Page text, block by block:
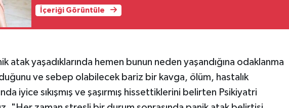
İçeriği Görüntüle
atak yaşadıklarında hemen bunun neden yaşandığına odaklanma
ve sebep olabilecek bariz bir kavga, ölüm, hastalık
iyice sıkışmış ve şaşırmış hissettiklerini belirten Psikiyatri